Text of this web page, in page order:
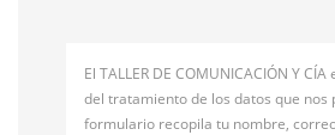
El TALLER DE COMUNICACIÓN Y
del tratamiento de los datos que nos
formulario recopila tu nombre,